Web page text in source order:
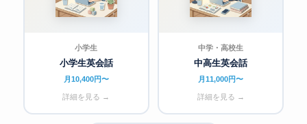
小学生
小学生英会話
月10,400円〜
詳細を見る →
中学・高校生
中高生英会話
月11,000円〜
詳細を見る →